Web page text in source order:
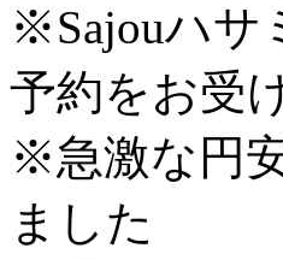
※Sajouハサ
予約をお受
※急激な円
ました